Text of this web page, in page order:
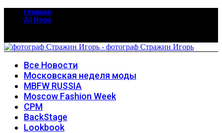
главная
All News
Все Новости
Московская неделя моды
MBFW RUSSIA
Moscow Fashion Week
CPM
BackStage
Lookbook